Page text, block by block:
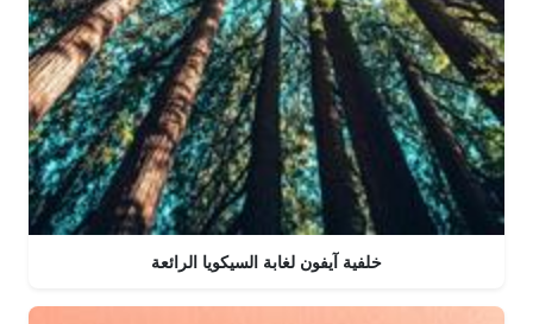
خلفية آيفون لغابة السيكويا الرائعة